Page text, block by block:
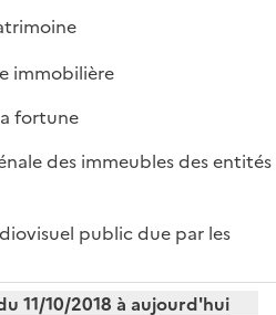
immobilière
fortune
des immeubles des entités
public due par les
11/10/2018 à aujourd'hui